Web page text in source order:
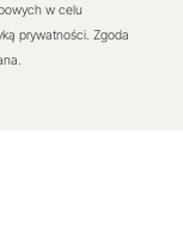
w celu
prywatności. Zgoda